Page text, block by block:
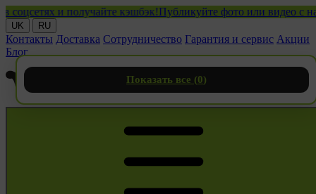
и получайте кэшбэк!Публикуйте фото или видео с
UK RU
Контакты Доставка Сотрудничество Гарантия и сервис Акции
Блог
Показать все (0)